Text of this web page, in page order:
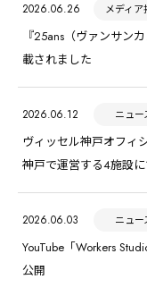
2026.06.26 メディア
『25ans（ヴァンサン
載されました
2026.06.12 ニュー
ヴィッセル神戸オフィ
神戸で運営する4施設
2026.06.03 ニュー
YouTube「Workers
公開